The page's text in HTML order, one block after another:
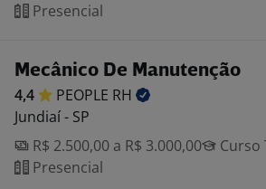
Presencial
Mecânico De Manutenção
4,4 PEOPLE RH
Jundiaí - SP
R$ 2.500,00 a R$ 3.000,00
Curso
Presencial